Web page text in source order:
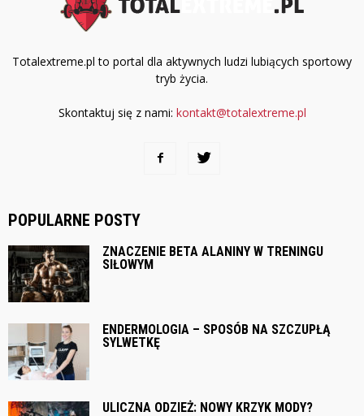
Totalextreme.pl to portal dla aktywnych ludzi lubiących sportowy
tryb życia.
Skontaktuj się z nami: kontakt@totalextreme.pl
POPULARNE POSTY
ZNACZENIE BETA ALANINY W TRENINGU
SIŁOWYM
ENDERMOLOGIA – SPOSÓB NA SZCZUPŁĄ
SYLWETKĘ
ULICZNA ODZIEŻ: NOWY KRZYK MODY?